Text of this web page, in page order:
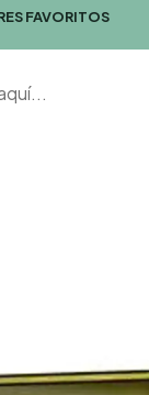
FAVORITOS